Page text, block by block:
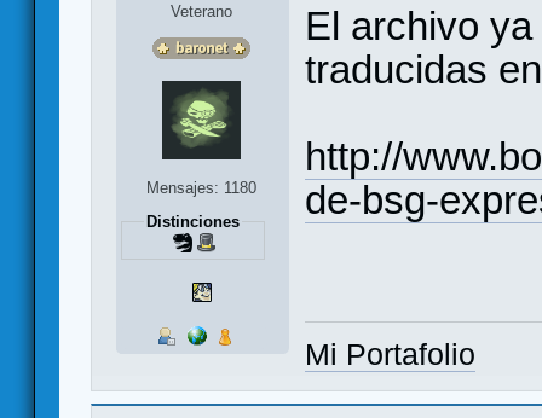
Veterano
Mensajes: 1180
Distinciones
El archivo
traducidas
http://
de-bsg-
Mi Portafolio